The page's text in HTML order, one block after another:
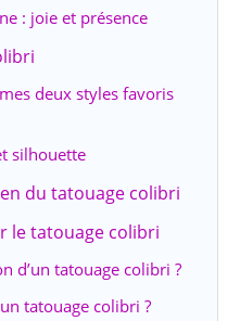
: joie et présence
deux styles favoris
silhouette
du tatouage colibri
le tatouage colibri
d’un tatouage colibri ?
tatouage colibri ?